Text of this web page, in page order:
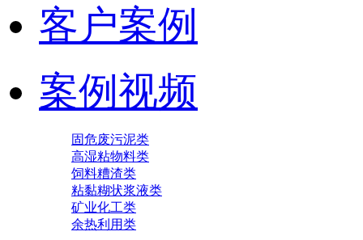
客户案例
案例视频
固危废污泥类
高湿粘物料类
饲料糟渣类
粘黏糊状浆液类
矿业化工类
余热利用类